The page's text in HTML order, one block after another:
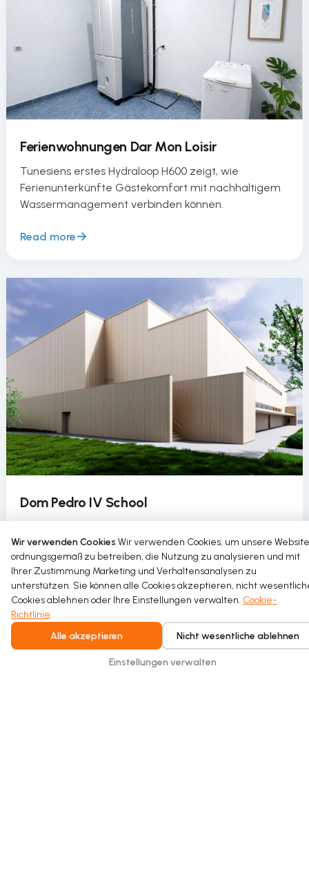
Ferienwohnungen Dar Mon Loisir
Tunesiens erstes Hydraloop H600 zeigt, wie
Ferienunterkünfte Gästekomfort mit nachhaltigem
Wassermanagement verbinden können.
Read more
Dom Pedro IV School
nachhaltigen Sanierungsprojekts die zirkuläre
Wassernutzung in ihrer Sporthalle ein.
Read more
Wir verwenden Cookies Wir verwenden Cookies, um unsere Website
ordnungsgemäß zu betreiben, die Nutzung zu analysieren und mit
Ihrer Zustimmung Marketing und Verhaltensanalysen zu
unterstützen. Sie können alle Cookies akzeptieren, nicht
Cookies ablehnen oder Ihre Einstellungen verwalten. Cookie-
Richtlinie
Alle akzeptieren
Nicht wesentliche ablehnen
Einstellungen verwalten